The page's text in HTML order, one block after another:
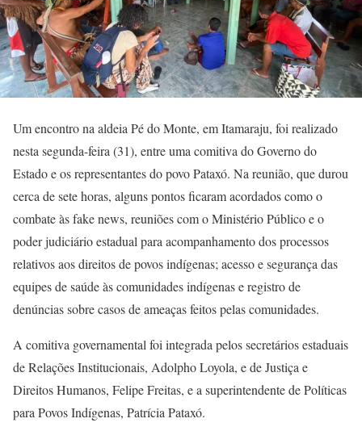
Um encontro na aldeia Pé do Monte, em Itamaraju, foi realizado
nesta segunda-feira (31), entre uma comitiva do Governo do
Estado e os representantes do povo Pataxó. Na reunião, que durou
cerca de sete horas, alguns pontos ficaram acordados como o
combate às fake news, reuniões com o Ministério Público e o
poder judiciário estadual para acompanhamento dos processos
relativos aos direitos de povos indígenas; acesso e segurança das
equipes de saúde às comunidades indígenas e registro de
denúncias sobre casos de ameaças feitos pelas comunidades.
A comitiva governamental foi integrada pelos secretários estaduais
de Relações Institucionais, Adolpho Loyola, e de Justiça e
Direitos Humanos, Felipe Freitas, e a superintendente de Políticas
para Povos Indígenas, Patrícia Pataxó.